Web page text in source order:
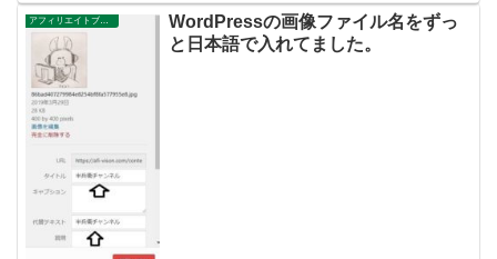
アフィリエイトブログ
WordPressの画像ファイル名をずっ
と日本語で入れてました。